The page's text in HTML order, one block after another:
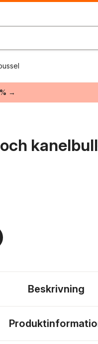
→
Beskrivning